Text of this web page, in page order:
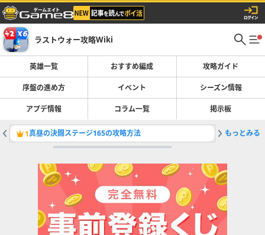
ラストウォー攻略Wiki
英雄一覧 おすすめ編成 攻略ガイド
序盤の進め方 イベント シーズン情報
アプデ情報 コラム一覧 掲示板
1真昼の決闘ステージ165の攻略方法 2攻略ガ
もっとみる